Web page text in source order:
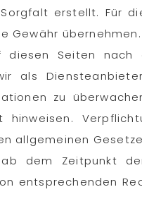
erstellt. Für
Gewähr
Seiten nach
als
zu
allgemeinen
dem Zeitpunkt
entsprechenden